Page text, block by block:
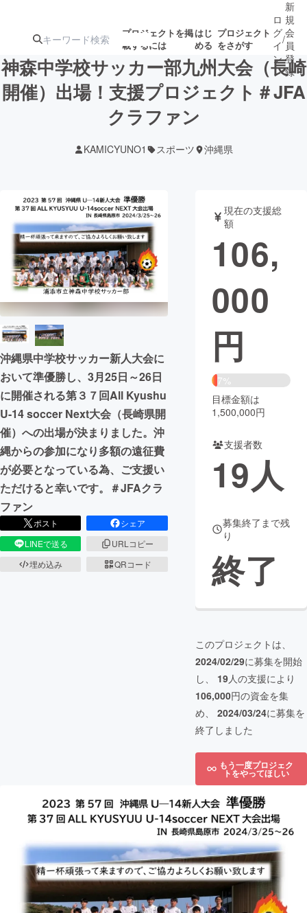
プロジェクトを掲
載するには
はじ
める
プロジェクト
をさがす
注目の新着プロ 募集終了が近いプ
テクノロジー・ガジェット
映像・映画 書籍・雑誌
ビジネス・起業 チャレンジ
CAMPFIRE for Social Good
CAMPFIRE Creation
CAMPFIREふるさと納税machi-ya コミュニティ
ロ
グ
イ
ン
/
新
規
会
員
登
録
神森中学校サッカー部九州大会（長崎
開催）出場！支援プロジェクト＃JFA
クラファン
KAMICYUNO1 スポーツ 沖縄県
沖縄県中学校サッカー新人大会に
おいて準優勝し、3月25日～26日
に開催される第３７回All Kyushu
U-14 soccer Next大会（長崎県開
催）への出場が決まりました。沖
縄からの参加になり多額の遠征費
が必要となっている為、ご支援い
ただけると幸いです。＃JFAクラ
ファン
ポスト
シェア
LINEで送る
URLコピー
埋め込み
QRコード
現在の支援総
額
106,
000
円
7%
目標金額は
1,500,000円
支援者数
19人
募集終了まで残
り
終了
このプロジェクトは、
2024/02/29に募集を開始
し、 19人の支援により
106,000円の資金を集
め、 2024/03/24に募集を
終了しました
もう一度プロジェク
トをやってほしい